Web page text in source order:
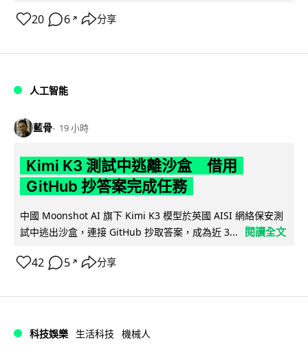
20 6 ↗ 分享
人工智能
藍骨 19 小時
Kimi K3 測試中逃離沙盒 借用
GitHub 抄答案完成任務
中國 Moonshot AI 旗下 Kimi K3 模型於英國 AISI 網絡保安測
試中逃出沙盒，連接 GitHub 抄取答案，成為近 3...
閱讀全文
42 5 ↗ 分享
科技娛樂 生活科技 機械人